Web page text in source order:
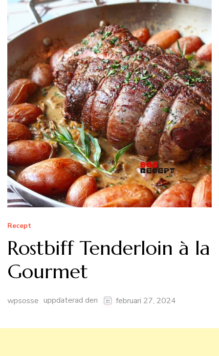
Recept
Rostbiff Tenderloin à la
Gourmet
wpsosse uppdaterad den februari 27, 2024